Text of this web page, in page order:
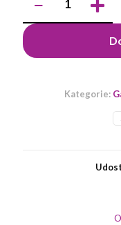
Torba
XXL
Raya,
beżowy
Kategorie: